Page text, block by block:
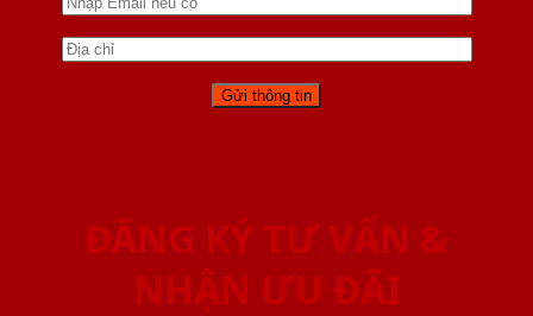
ĐĂNG KÝ TƯ VẤN &
NHẬN ƯU ĐÃI